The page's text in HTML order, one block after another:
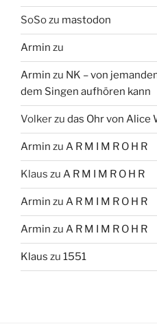
SoSozu mastodon
Armin zu
Armin zu NK – von
dem Singen aufhören kann
Volkerzu das Ohr von Alice
Armin zu A R M I M R O H R
Klaus zu A R M I M R O H R
Armin zu A R M I M R O H R
Armin zu A R M I M R O H R
Klaus zu 1551